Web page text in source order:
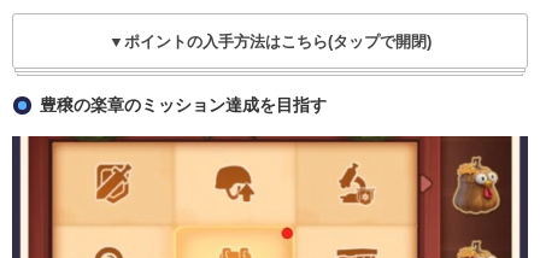
▼ポイントの入手方法はこちら(タップで開閉)
豊穣の楽章のミッション達成を目指す